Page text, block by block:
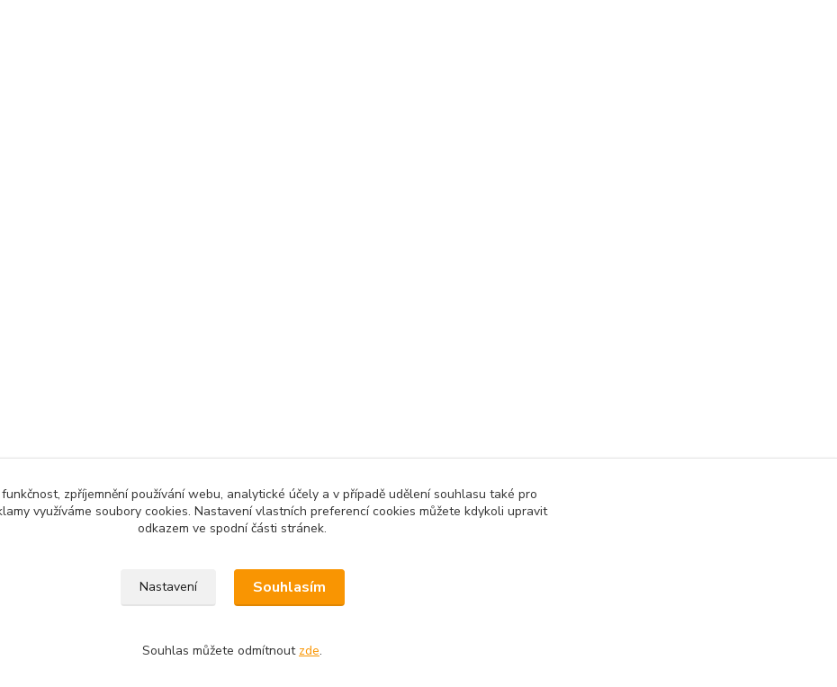
zpříjemnění používání webu, analytické účely a v případě udělení souhlasu také pro
využíváme soubory cookies. Nastavení vlastních preferencí cookies můžete kdykoli upravit
odkazem ve spodní části stránek.
Nastavení Souhlasím
Souhlas můžete odmítnout zde.